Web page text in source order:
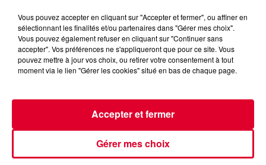
Vous pouvez accepter en cliquant sur "Accepter et fermer", ou affiner en
sélectionnant les finalités et/ou partenaires dans "Gérer mes choix".
Vous pouvez également refuser en cliquant sur "Continuer sans
accepter". Vos préférences ne s'appliqueront que pour ce site. Vous
pouvez mettre à jour vos choix, ou retirer votre consentement à tout
moment via le lien "Gérer les cookies" situé en bas de chaque page.
Gérer mes choix
Accepter et fermer